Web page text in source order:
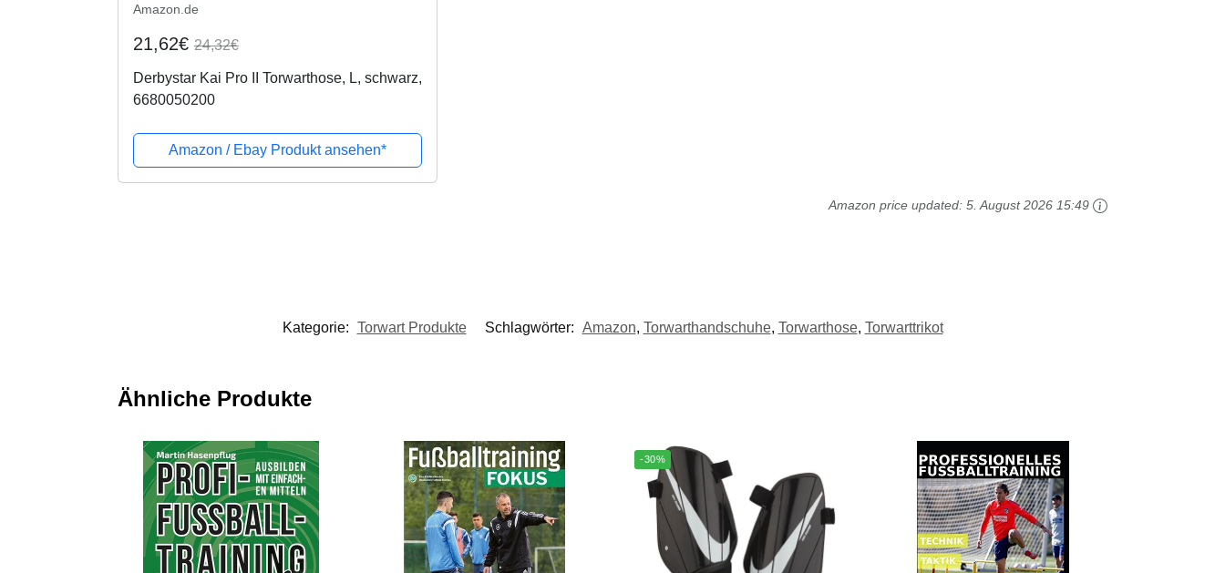
Amazon.de
21,62€ 24,32€
Derbystar Kai Pro II Torwarthose, L, schwarz,
6680050200
Amazon / Ebay Produkt ansehen*
Amazon price updated:5. August 2026 15:49
Kategorie: Torwart Produkte Schlagwörter: Amazon, Torwarthandschuhe, Torwarthose, Torwarttrikot
Ähnliche Produkte
-30%